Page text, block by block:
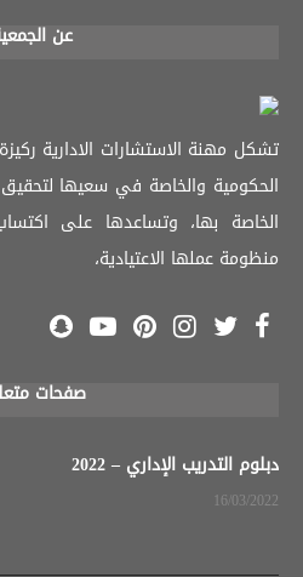
عن
تشكل مهنة الاستشارات الادارية
الحكومية والخاصة في سعيها لتحقيق
الخاصة بها، وتساعدها على
منظومة عملها الاعتيادية،
صفحات
دبلوم التدريب الإداري – 2022
16/03/2022